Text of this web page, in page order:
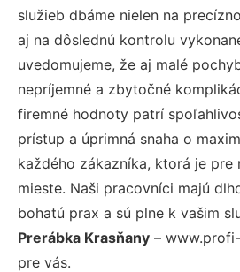
služieb dbáme nielen na
aj na dôslednú kontrolu
uvedomujeme, že aj malé
nepríjemné a zbytočné
firemné hodnoty patrí
prístup a úprimná snaha o
každého zákazníka, ktorá je pre
mieste. Naši pracovníci majú
bohatú prax a sú plne k vašim
Prerábka Krasňany –
pre vás.